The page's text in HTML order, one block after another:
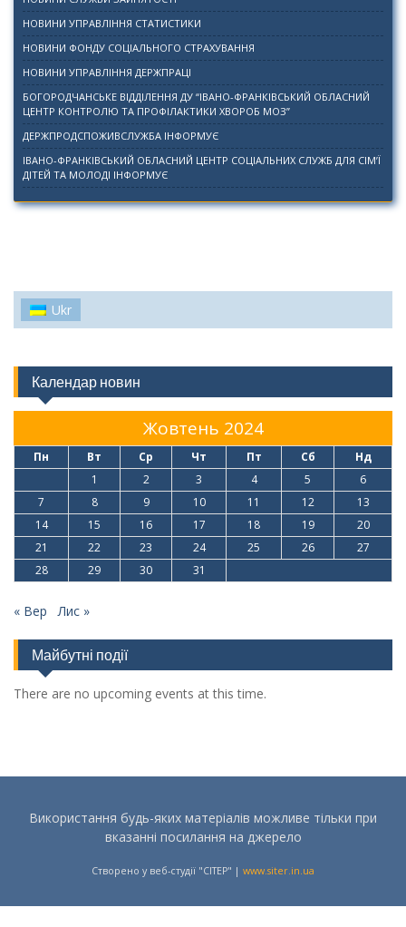
НОВИНИ УПРАВЛІННЯ СТАТИСТИКИ
НОВИНИ ФОНДУ СОЦІАЛЬНОГО СТРАХУВАННЯ
НОВИНИ УПРАВЛІННЯ ДЕРЖПРАЦІ
БОГОРОДЧАНСЬКЕ ВІДДІЛЕННЯ ДУ “ІВАНО-ФРАНКІВСЬКИЙ ОБЛАСНИЙ
ЦЕНТР КОНТРОЛЮ ТА ПРОФІЛАКТИКИ ХВОРОБ МОЗ”
ДЕРЖПРОДСПОЖИВСЛУЖБА ІНФОРМУЄ
ІВАНО-ФРАНКІВСЬКИЙ ОБЛАСНИЙ ЦЕНТР СОЦІАЛЬНИХ СЛУЖБ ДЛЯ СІМ’Ї
ДІТЕЙ ТА МОЛОДІ ІНФОРМУЄ
Ukr
Календар новин
Жовтень 2024
Пн Вт Ср Чт Пт Сб
Нд
1
2 3 4 5
6
7
8 9 10 11 12
13
14
15 16 17 18 19
20
21
22 23 24 25 26
27
28
29 30 31
« Вер Лис »
Майбутні події
There are no upcoming events at this time.
Використання будь-яких матеріалів можливе тільки при
вказанні посилання на джерело
Створено у веб-студії "СІТЕР" | www.siter.in.ua